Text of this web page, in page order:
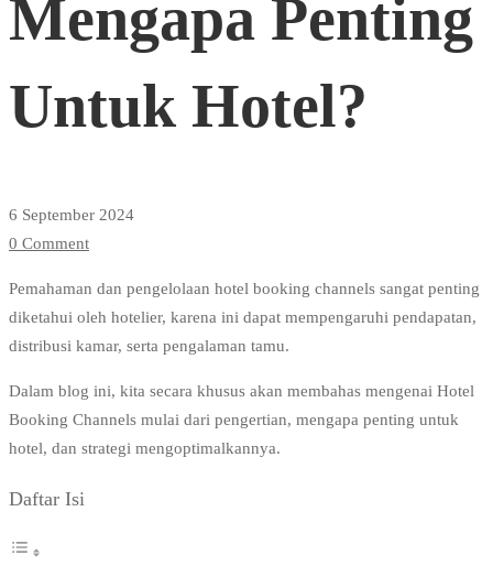
Dan
Mengapa
Penting
Untuk
Hotel?
Mengapa Penting
Untuk Hotel?
6 September 2024
0 Comment
Pemahaman dan pengelolaan hotel booking channels sangat penting
diketahui oleh hotelier, karena ini dapat mempengaruhi pendapatan,
distribusi kamar, serta pengalaman tamu.
Dalam blog ini, kita secara khusus akan membahas mengenai Hotel
Booking Channels mulai dari pengertian, mengapa penting untuk
hotel, dan strategi mengoptimalkannya.
Daftar Isi